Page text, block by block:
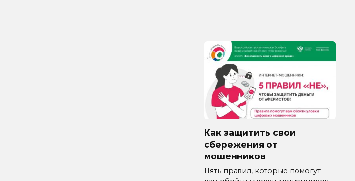
Как защитить свои
сбережения от
мошенников
Пять правил, которые помогут